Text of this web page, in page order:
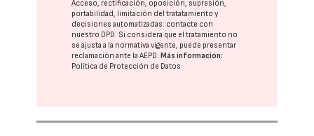
Acceso, rectificación, oposición, supresión,
portabilidad, limitación del tratatamiento y
decisiones automatizadas: contacte con
nuestro DPD . Si considera que el tratamiento no
se ajusta a la normativa vigente, puede presentar
reclamación ante laAEPD .Más información:
Política de Protección de Datos